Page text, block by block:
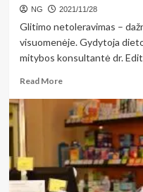
NG 2021/11/28
Glitimo netoleravimas –
visuomenėje. Gydytoja
mitybos konsultantė dr.
Read MoreRead
about
Glitimo
netoleravimas
–
kada
reikėtų
susirūpinti?